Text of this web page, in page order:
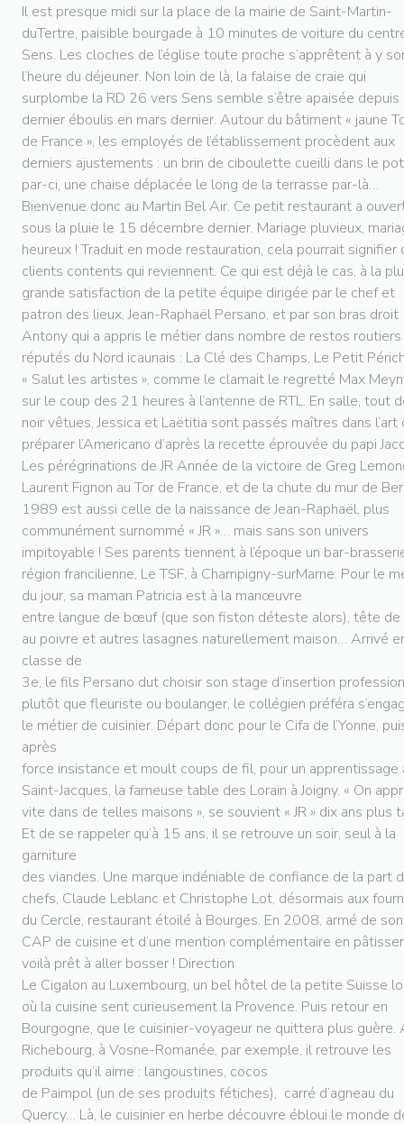
Il est presque midi sur la place de la mairie de Saint-Martin-
duTertre, paisible bourgade à 10 minutes de voiture du
Sens. Les cloches de l’église toute proche s’apprêtent à y
l’heure du déjeuner. Non loin de là, la falaise de craie qui
surplombe la RD 26 vers Sens semble s’être apaisée depuis
dernier éboulis en mars dernier. Autour du bâtiment « jaune
de France », les employés de l’établissement procèdent aux
derniers ajustements : un brin de ciboulette cueilli dans le
par-ci, une chaise déplacée le long de la terrasse par-là…
Bienvenue donc au Martin Bel Air. Ce petit restaurant a
sous la pluie le 15 décembre dernier. Mariage pluvieux,
heureux ! Traduit en mode restauration, cela pourrait
clients contents qui reviennent. Ce qui est déjà le cas, à la
grande satisfaction de la petite équipe dirigée par le chef et
patron des lieux, Jean-Raphaël Persano, et par son bras droit
Antony qui a appris le métier dans nombre de restos routiers
réputés du Nord icaunais : La Clé des Champs, Le Petit
« Salut les artistes », comme le clamait le regretté Max
sur le coup des 21 heures à l’antenne de RTL. En salle, tout
noir vêtues, Jessica et Laëtitia sont passés maîtres dans l’art
préparer l’Americano d’après la recette éprouvée du papi
Les pérégrinations de JR Année de la victoire de Greg
Laurent Fignon au Tor de France, et de la chute du mur de
1989 est aussi celle de la naissance de Jean-Raphaël, plus
communément surnommé « JR »… mais sans son univers
impitoyable ! Ses parents tiennent à l’époque un bar-
région francilienne, Le TSF, à Champigny-surMarne. Pour le
du jour, sa maman Patricia est à la manœuvre
entre langue de bœuf (que son fiston déteste alors), tête
au poivre et autres lasagnes naturellement maison… Arrivé
classe de
3e, le fils Persano dut choisir son stage d’insertion
plutôt que fleuriste ou boulanger, le collégien préféra
le métier de cuisinier. Départ donc pour le Cifa de l’Yonne,
après
force insistance et moult coups de fil, pour un
Saint-Jacques, la fameuse table des Lorain à Joigny. « On
vite dans de telles maisons », se souvient « JR » dix ans plus
Et de se rappeler qu’à 15 ans, il se retrouve un soir, seul à la
garniture
des viandes. Une marque indéniable de confiance de la part
chefs, Claude Leblanc et Christophe Lot, désormais aux
du Cercle, restaurant étoilé à Bourges. En 2008, armé de son
CAP de cuisine et d’une mention complémentaire en
voilà prêt à aller bosser ! Direction
Le Cigalon au Luxembourg, un bel hôtel de la petite Suisse
où la cuisine sent curieusement la Provence. Puis retour en
Bourgogne, que le cuisinier-voyageur ne quittera plus guère.
Richebourg, à Vosne-Romanée, par exemple, il retrouve les
produits qu’il aime : langoustines, cocos
de Paimpol (un de ses produits fétiches), carré d’agneau du
Quercy… Là, le cuisinier en herbe découvre ébloui le monde